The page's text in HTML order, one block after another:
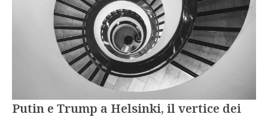
Putin e Trump a Helsinki, il vertice dei